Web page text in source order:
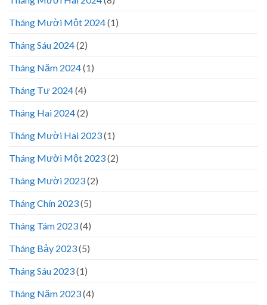
Tháng Mười Một 2024(1)
Tháng Sáu 2024(2)
Tháng Năm 2024(1)
Tháng Tư 2024(4)
Tháng Hai 2024(2)
Tháng Mười Hai 2023(1)
Tháng Mười Một 2023(2)
Tháng Mười 2023(2)
Tháng Chín 2023(5)
Tháng Tám 2023(4)
Tháng Bảy 2023(5)
Tháng Sáu 2023(1)
Tháng Năm 2023(4)